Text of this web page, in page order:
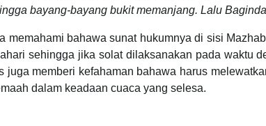
bayang-bayang bukit memanjang. Lalu
memahami bahawa sunat hukumnya di sisi
sehingga jika solat dilaksanakan pada waktu
juga memberi kefahaman bahawa harus
dalam keadaan cuaca yang selesa.